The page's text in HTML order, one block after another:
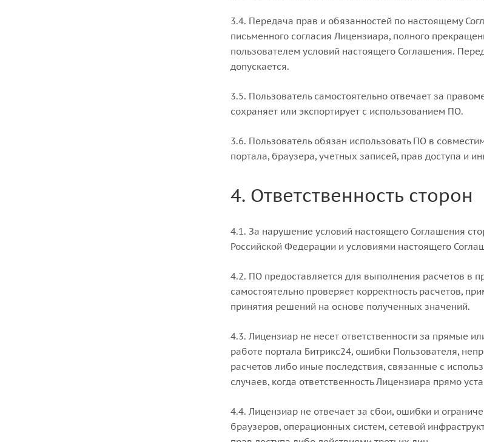
3.4. Передача прав и обязанностей по настоящему
письменного согласия Лицензиара, полного
пользователем условий настоящего Соглашения.
допускается.
3.5. Пользователь самостоятельно отвечает за
сохраняет или экспортирует с использованием ПО.
3.6. Пользователь обязан использовать ПО в
портала, браузера, учетных записей, прав доступа и
4. Ответственность сторон
4.1. За нарушение условий настоящего Соглашения
Российской Федерации и условиями настоящего
4.2. ПО предоставляется для выполнения расчетов в
самостоятельно проверяет корректность расчетов,
принятия решений на основе полученных значений.
4.3. Лицензиар не несет ответственности за прямые
работе портала Битрикс24, ошибки Пользователя,
расчетов либо иные последствия, связанные с
случаев, когда ответственность Лицензиара прямо
4.4. Лицензиар не отвечает за сбои, ошибки и
браузеров, операционных систем, сетевой